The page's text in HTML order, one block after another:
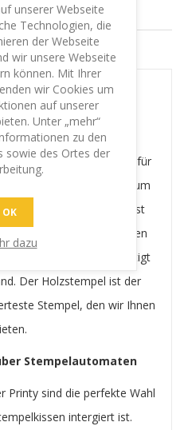
& LEISTUNG
SICHERHEIT
Holzstempel
Klassichen Holzstempel
und er funktioniert für
Stempelkissen, um
Das Stempelkissen ist
was das Austauschen
aus edlem Holz gefertigt
Der Holzstempel ist der
Stempel, den wir Ihnen
Stempelautomaten
Printy sind die perfekte Wahl
intergiert ist.
unserer Webseite
Technologien, die
der Webseite
wir unsere Webseite
können. Mit Ihrer
wir Cookies um
auf unserer
Unter „mehr“
zu den
sowie des Ortes der
OK
dazu